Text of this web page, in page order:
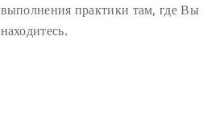
выполнения практики там, где Вы
находитесь.